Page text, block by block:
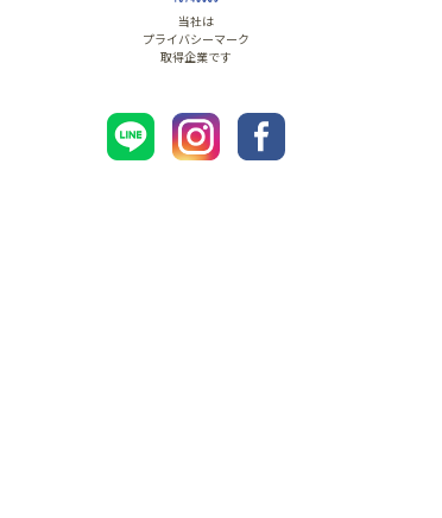
当社は
プライバシーマーク
取得企業です